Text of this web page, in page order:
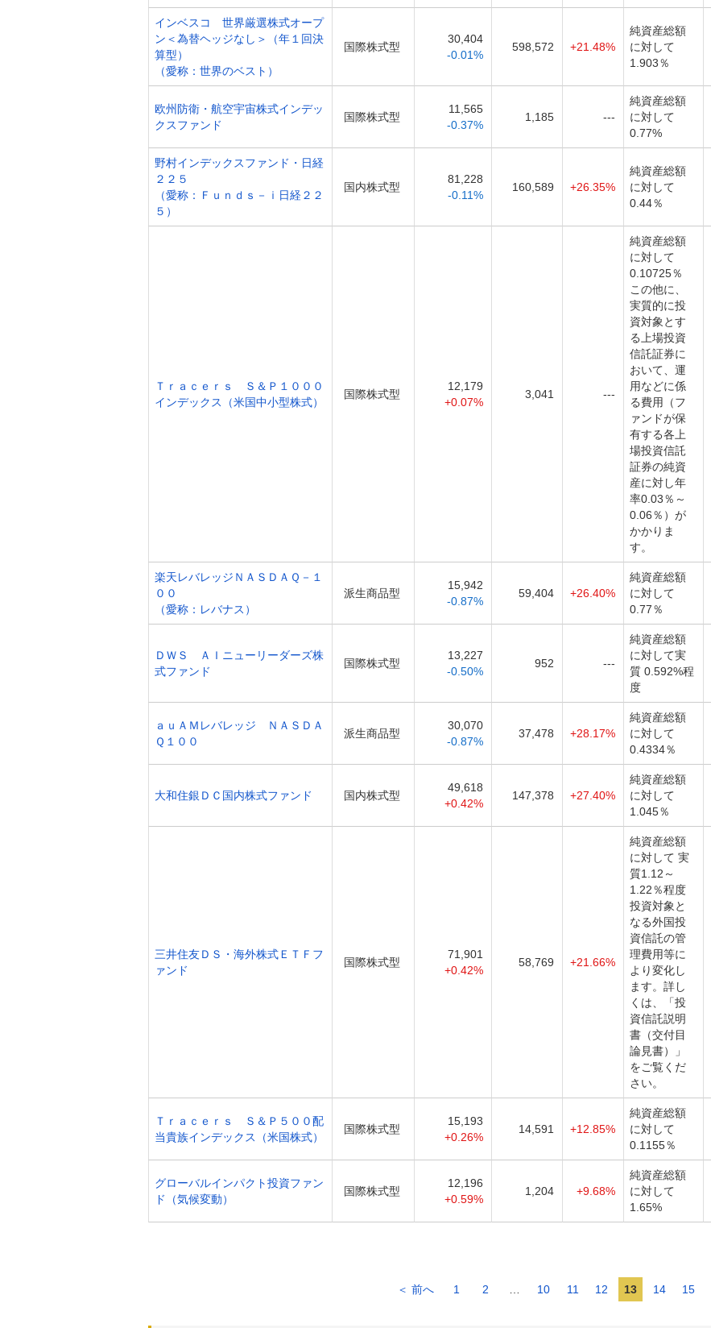
インベスコ 世界厳選株式オープ
ン＜為替ヘッジなし＞（年１回決
算型）
（愛称：世界のベスト）
国際株式型
30,404
-0.01%
598,572 +21.48%
純資産総額
に対して
1.903％
欧州防衛・航空宇宙株式インデッ
クスファンド
国際株式型
11,565
-0.37%
1,185 ---
純資産総額
に対して
0.77%
野村インデックスファンド・日経
２２５
（愛称：Ｆｕｎｄｓ－ｉ日経２２
５）
国内株式型
81,228
-0.11%
160,589 +26.35%
純資産総額
に対して
0.44％
Ｔｒａｃｅｒｓ Ｓ＆Ｐ１０００
インデックス（米国中小型株式）
国際株式型
12,179
+0.07%
3,041 ---
純資産総額
に対して
0.10725％
この他に、
実質的に投
資対象とす
る上場投資
信託証券に
おいて、運
用などに係
る費用（フ
ァンドが保
有する各上
場投資信託
証券の純資
産に対し年
率0.03％～
0.06％）が
かかりま
す。
楽天レバレッジＮＡＳＤＡＱ－１
００
（愛称：レバナス）
派生商品型
15,942
-0.87%
59,404 +26.40%
純資産総額
に対して
0.77％
ＤＷＳ ＡＩニューリーダーズ株
式ファンド
国際株式型
13,227
-0.50%
952 ---
純資産総額
に対して実
質 0.592%程
度
ａｕＡＭレバレッジ ＮＡＳＤＡ
Ｑ１００
派生商品型
30,070
-0.87%
37,478 +28.17%
純資産総額
に対して
0.4334％
大和住銀ＤＣ国内株式ファンド 国内株式型
49,618
+0.42%
147,378 +27.40%
純資産総額
に対して
1.045％
三井住友ＤＳ・海外株式ＥＴＦフ
ァンド
国際株式型
71,901
+0.42%
58,769 +21.66%
純資産総額
に対して 実
質1.12～
1.22％程度
投資対象と
なる外国投
資信託の管
理費用等に
より変化し
ます。詳し
くは、「投
資信託説明
書（交付目
論見書）」
をご覧くだ
さい。
Ｔｒａｃｅｒｓ Ｓ＆Ｐ５００配
当貴族インデックス（米国株式）
国際株式型
15,193
+0.26%
14,591 +12.85%
純資産総額
に対して
0.1155％
グローバルインパクト投資ファン
ド（気候変動）
国際株式型
12,196
+0.59%
1,204 +9.68%
純資産総額
に対して
1.65%
＜ 前へ 1 2 10 11 12 13 14 15